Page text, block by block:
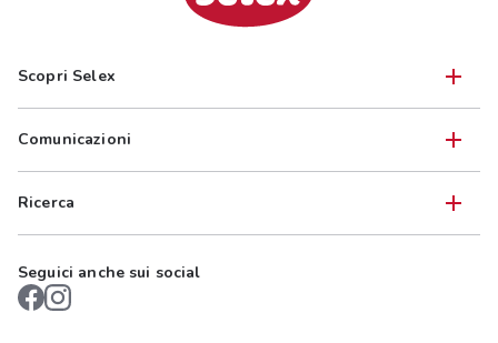
Scopri Selex
Comunicazioni
Ricerca
Seguici anche sui social